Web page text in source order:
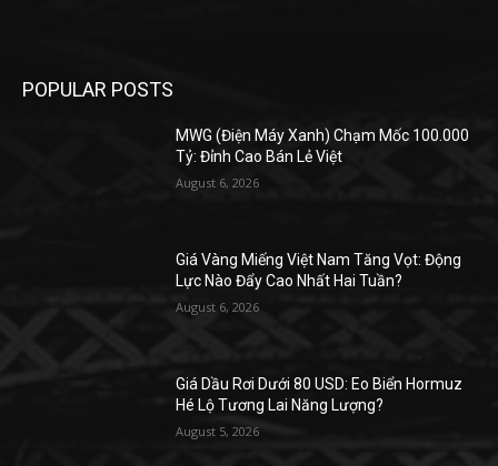
POPULAR POSTS
MWG (Điện Máy Xanh) Chạm Mốc 100.000
Tỷ: Đỉnh Cao Bán Lẻ Việt
August 6, 2026
Giá Vàng Miếng Việt Nam Tăng Vọt: Động
Lực Nào Đẩy Cao Nhất Hai Tuần?
August 6, 2026
Giá Dầu Rơi Dưới 80 USD: Eo Biển Hormuz
Hé Lộ Tương Lai Năng Lượng?
August 5, 2026